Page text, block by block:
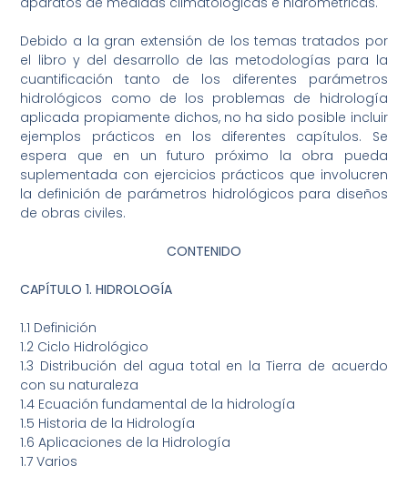
Debido a la gran extensión de los temas tratados por
el libro y del desarrollo de las metodologías para la
cuantificación tanto de los diferentes parámetros
hidrológicos como de los problemas de hidrología
aplicada propiamente dichos, no ha sido posible incluir
ejemplos prácticos en los diferentes capítulos. Se
espera que en un futuro próximo la obra pueda
suplementada con ejercicios prácticos que involucren
la definición de parámetros hidrológicos para diseños
de obras civiles.
CONTENIDO
CAPÍTULO 1. HIDROLOGÍA
1.1 Definición
1.2 Ciclo Hidrológico
1.3 Distribución del agua total en la Tierra de acuerdo
con su naturaleza
1.4 Ecuación fundamental de la hidrología
1.5 Historia de la Hidrología
1.6 Aplicaciones de la Hidrología
1.7 Varios